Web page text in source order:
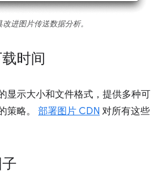
进图片传送数据分析。
时间
显示大小和文件格式，提供多种可
策略。 部署图片 CDN 对所有这些